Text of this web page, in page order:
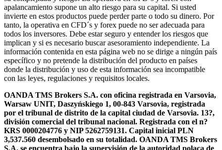
apalancamiento supone un alto riesgo para su capital. Si usted
invierte en estos productos puede perder parte o todo su dinero. Por
tanto, la operativa en CFD´s y forex puede no ser adecuada para
todos los inversores. Debe estar seguro y entender los riesgos que
implican y si es necesario buscar asesoramiento independiente. La
información contenida en esta página web no se dirige a ningún país
específico y no pretende la distribución del producto en países
donde la distribución y uso de esta información sea incompatible
con las leyes, regulaciones y requisitos locales.
OANDA TMS Brokers S.A. con oficina registrada en Varsovia,
Warsaw UNIT, Daszyńskiego 1, 00-843 Varsovia, registrada
por el tribunal de distrito de la capital ciudad de Varsovia. 13?,
división comercial del tribunal nacional. Registrada con el n?
KRS 0000204776 y NIP 5262759131. Capital inicial PLN
3,537.560 desembolsado en su totalidad. OANDA TMS Brokers